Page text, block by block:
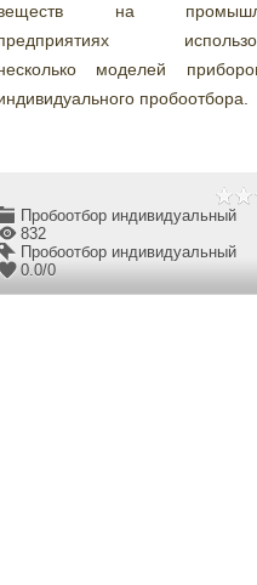
на
моделей
пробоотбора.
Пробоотбор индивидуальный
832
Пробоотбор индивидуальный
0.0/0